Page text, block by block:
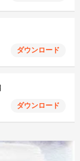
ダウンロード
ダウンロード